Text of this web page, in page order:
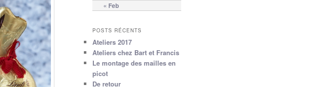
« Feb
POSTS RÉCENTS
Ateliers 2017
Ateliers chez Bart et Francis
Le montage des mailles en
picot
De retour